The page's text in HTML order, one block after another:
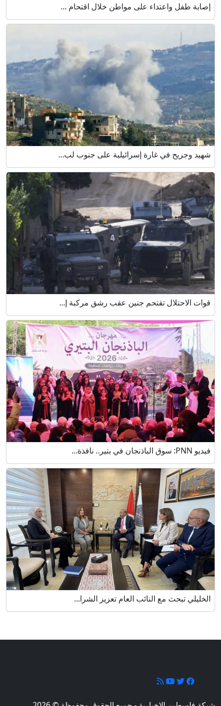
إصابة طفل واعتداء على مواطن خلال اقتحام ...
شهيد وجريح في غارة إسرائيلية على جنوب لب...
قوات الاحتلال تقتحم جنين عقب رشق مركبة إ...
فيديو PNN: سوق الباذنجان في بتير.. نافذة...
الخليلي تبحث مع النائب العام تعزيز الشرا...